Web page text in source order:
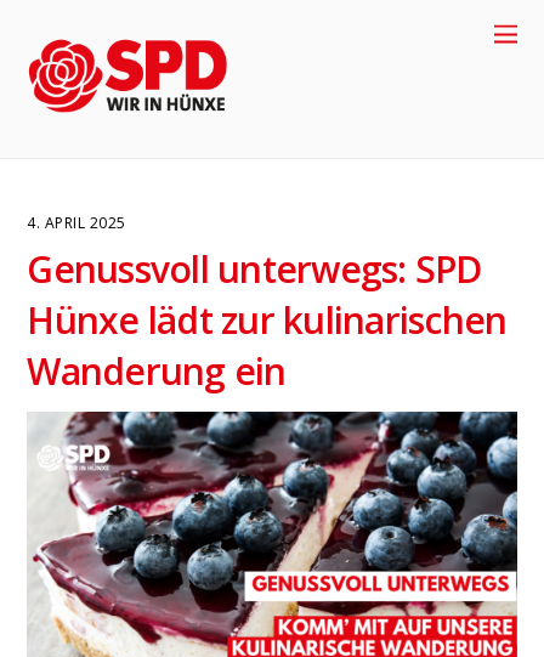
4. APRIL 2025
Genussvoll unterwegs: SPD
Hünxe lädt zur kulinarischen
Wanderung ein